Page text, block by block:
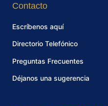
Contacto
Escríbenos aquí
Directorio Telefónico
Preguntas Frecuentes
Déjanos una sugerencia